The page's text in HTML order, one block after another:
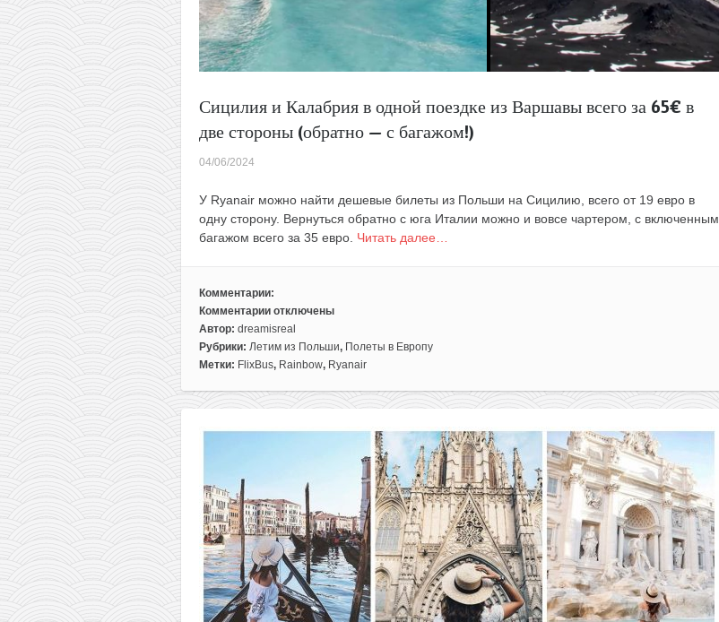
Сицилия и Калабрия в одной поездке из Варшавы всего за 65€ в
две стороны (обратно — с багажом!)
04/06/2024
У Ryanair можно найти дешевые билеты из Польши на Сицилию, всего от 19 евро в
одну сторону. Вернуться обратно с юга Италии можно и вовсе чартером, с включенным
багажом всего за 35 евро. Читать далее…
Комментарии:
Комментарии
к
записи
Сицилия
Калабрия
одной
Варшавы
всего
за
65€
в
две
стороны
(обратно
отключены
Автор: dreamisreal
Рубрики: Летим из Польши, Полеты в Европу
Метки: FlixBus, Rainbow, Ryanair